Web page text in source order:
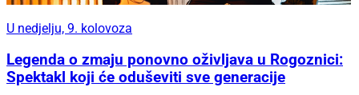
U nedjelju, 9. kolovoza
Legenda o zmaju ponovno oživljava u Rogoznici:
Spektakl koji će oduševiti sve generacije